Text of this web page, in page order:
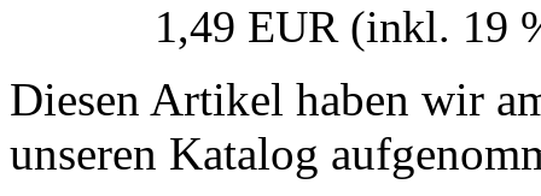
1,49 EUR (inkl. 19
Diesen Artikel haben wir
unseren Katalog